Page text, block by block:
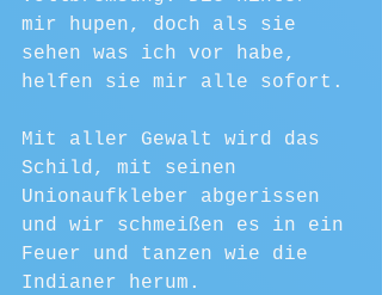
mir hupen, doch als sie
sehen was ich vor habe,
helfen sie mir alle sofort.
Mit aller Gewalt wird das
Schild, mit seinen
Unionaufkleber abgerissen
und wir schmeißen es in ein
Feuer und tanzen wie die
Indianer herum.